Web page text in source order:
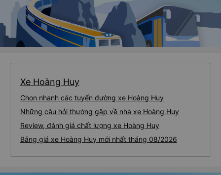
Xe Hoàng Huy
Chọn nhanh các tuyến đường xe Hoàng Huy
Những câu hỏi thường gặp về nhà xe Hoàng Huy
Review, đánh giá chất lượng xe Hoàng Huy
Bảng giá xe Hoàng Huy mới nhất tháng 08/2026